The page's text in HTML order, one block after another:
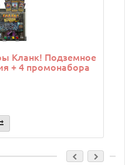
Кланк! Подземное
+ 4 промонабора